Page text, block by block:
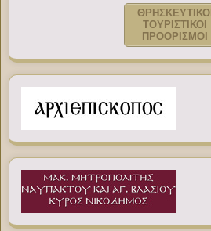
ΘΡΗΣΚΕΥΤΙΚΟΙ
ΤΟΥΡΙΣΤΙΚΟΙ
ΠΡΟΟΡΙΣΜΟΙ